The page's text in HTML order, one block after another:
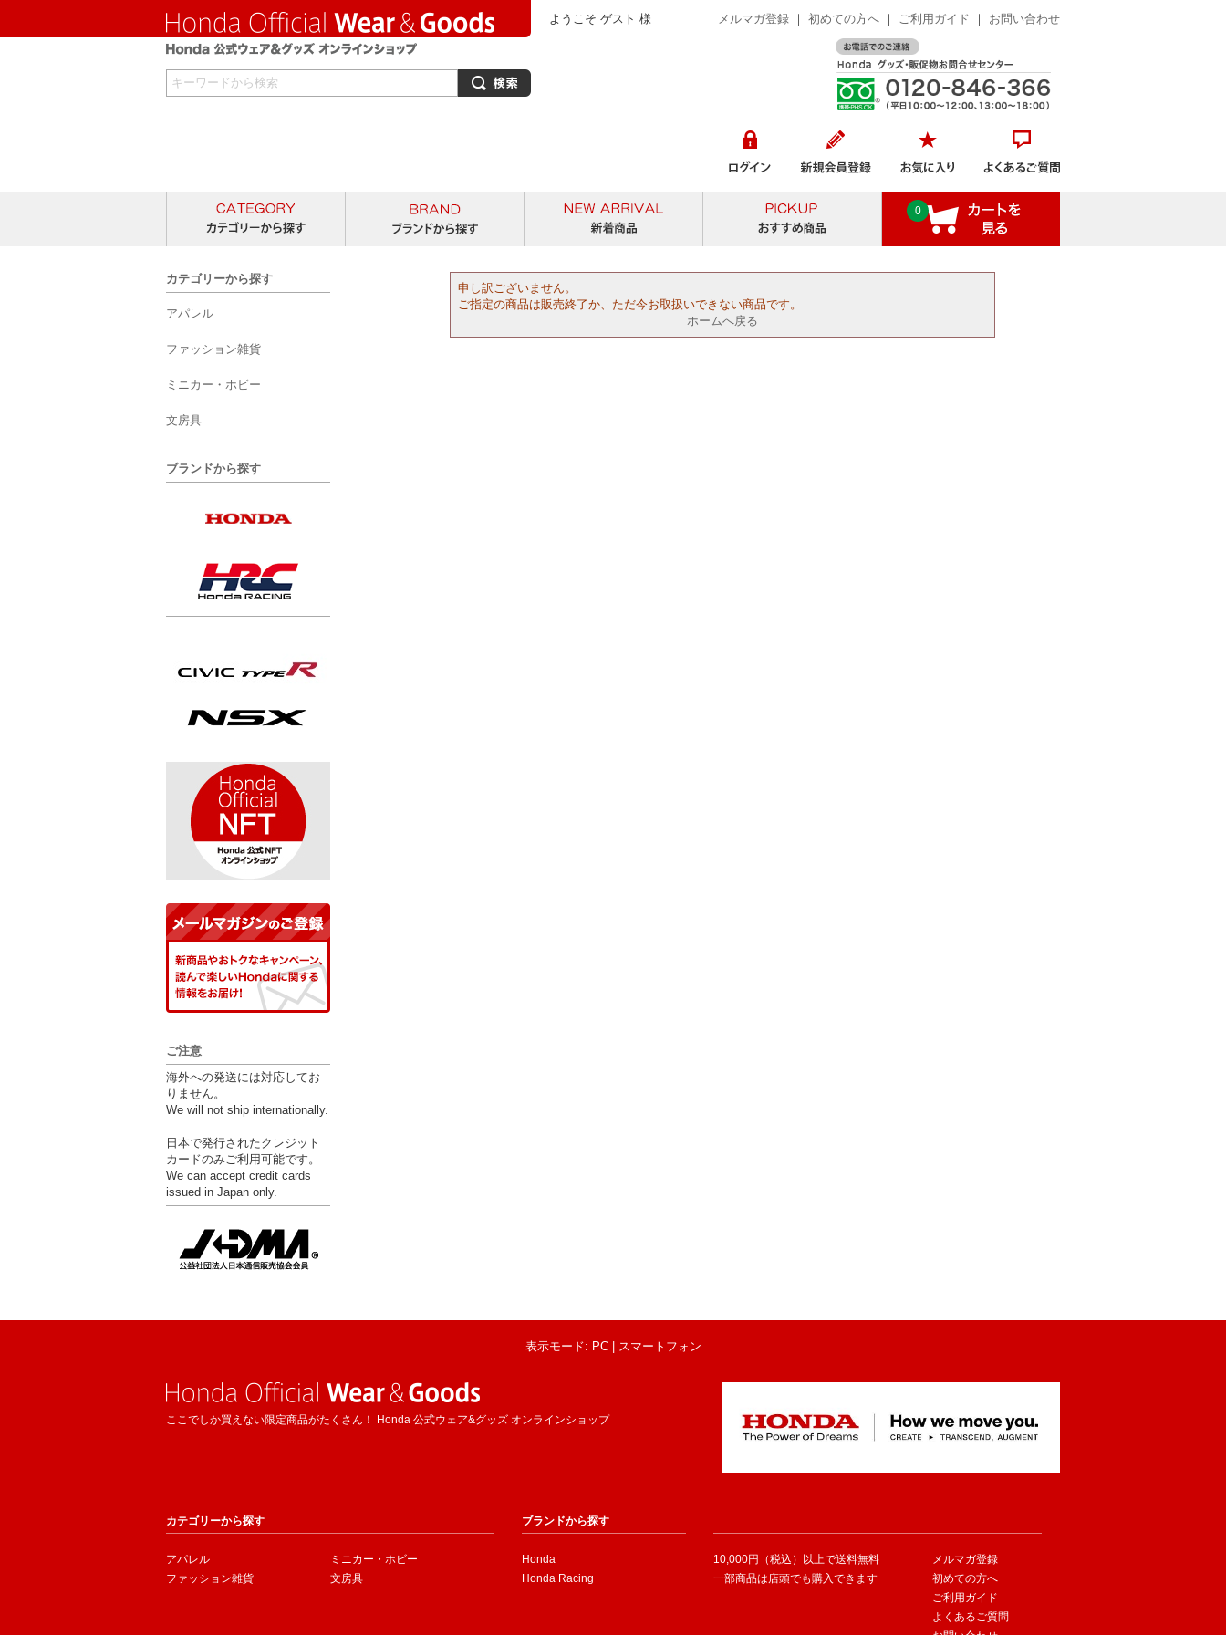
ようこそ ゲスト 様 メルマガ登録 ｜ 初めての方へ ｜ ご利用ガイド ｜ お問い合わせ
おすすめ商品
0
申し訳ございません。
ご指定の商品は販売終了か、ただ今お取扱いできない商品です。
ホームへ戻る
カテゴリーから探す
アパレル
ファッション雑貨
ミニカー・ホビー
文房具
ブランドから探す
ご注意
海外への発送には対応してお
りません。
We will not ship internationally.
日本で発行されたクレジット
カードのみご利用可能です。
We can accept credit cards
issued in Japan only.
表示モード: PC | スマートフォン
ここでしか買えない限定商品がたくさん！ Honda 公式ウェア&グッズ オンラインショップ
カテゴリーから探す
アパレル
ファッション雑貨
ミニカー・ホビー
文房具
ブランドから探す
Honda
Honda Racing
10,000円（税込）以上で送料無料
一部商品は店頭でも購入できます
メルマガ登録
初めての方へ
ご利用ガイド
よくあるご質問